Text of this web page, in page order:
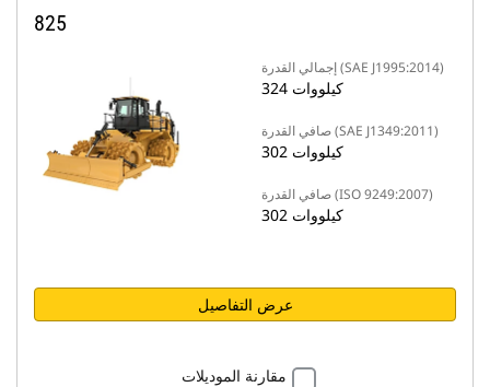
825
إجمالي القدرة (SAE J1995:2014)
324 كيلووات
صافي القدرة (SAE J1349:2011)
302 كيلووات
صافي القدرة (ISO 9249:2007)
302 كيلووات
عرض التفاصيل
مقارنة الموديلات